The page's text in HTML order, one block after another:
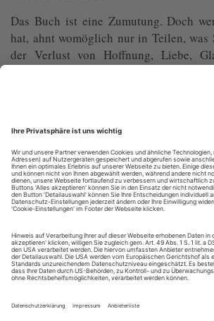
Das Buch ist eine Zumutung. Doch
hat, ahnt womöglich nur in Teilen, was
der Verlust von Hoffnung, Liebe,
Titel keine Ehre, im Gegenteil.
Frauen am Abgrund
Drei herausragende Sängerdarstellerinnen
Festspiele: Ausrine Stundyte den
«Herzog Blaubarts Burg» und Orffs
Winters, als Titelfigur, Janáčeks «Katja
Die berühmten Arkaden der
verschwunden. «Ihr sucht die
Sprecherin des (sonst meist